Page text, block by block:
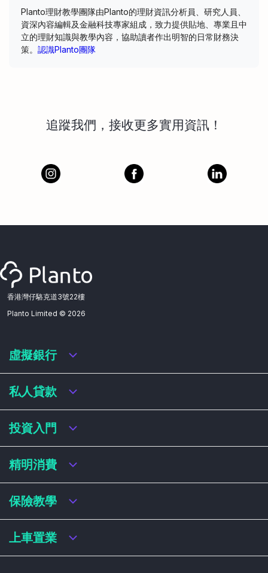
Planto理財教學團隊由Planto的理財資訊分析員、研究人員、
資深內容編輯及金融科技專家組成，致力提供貼地、專業且中
立的理財知識與教學內容，協助讀者作出明智的日常財務決
策。 認識Planto團隊
追蹤我們，接收更多實用資訊！
香港灣仔駱克道3號22樓
Planto Limited © 2026
虛擬銀行
虛擬銀行迎新優惠
虛擬銀行存款利率比較
虛擬銀行銀扣賬卡 / 信用卡
虛擬銀行貸款
私人貸款
私人貸款年利率比較
網上即批貸款
結餘轉戶
稅務貸款
財務公司貸款
投資入門
港股戶口收費及迎新優惠
基金平台比較
買加密貨幣教學
精明消費
網購信用卡
飛行里數信用卡
學生信用卡
保險教學
買保險基本概念
上車置業